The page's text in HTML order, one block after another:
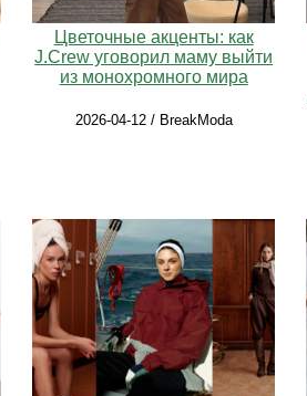
Цветочные акценты: как
J.Crew уговорил маму выйти
из монохромного мира
2026-04-12 / BreakModa